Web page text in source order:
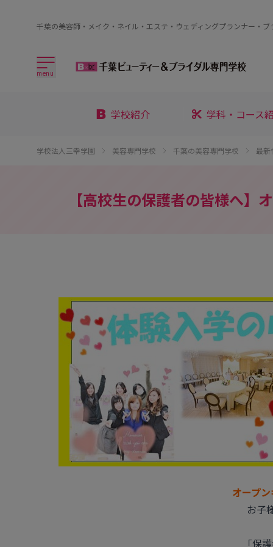
千葉の美容師・メイク・ネイル・エステ・ウェディングプランナー・
menu
学校紹介 学科・コース
学校法人三幸学園 美容専門学校 千葉の美容専門学校 最新
【高校生の保護者の皆様へ】
オープ
お子
「保